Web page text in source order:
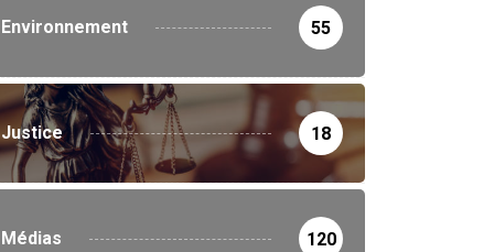
Environnement 55
Justice 18
Médias 120